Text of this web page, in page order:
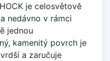
je celosvětově
nedávno v rámci
jednou
kamenitý povrch je
a zaručuje